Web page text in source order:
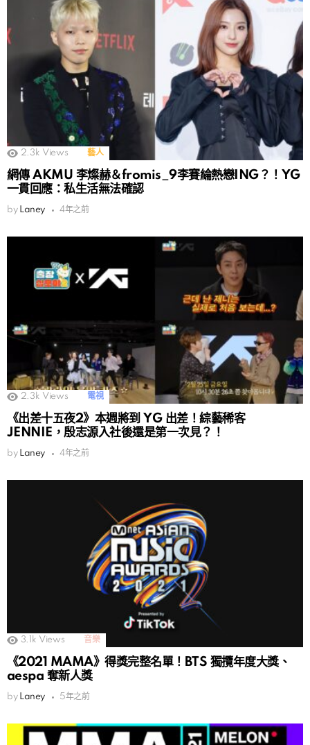
2.3k Views 藝人
網傳 AKMU 李燦赫＆fromis_9李賽綸熱戀ING？！YG
一貫回應：私生活無法確認
by Laney 4年之前
2.3k Views 電視
《出差十五夜2》本週將到 YG 出差！綜藝稀客
JENNIE，殷志源入社後還是第一次見？！
by Laney 4年之前
3.1k Views 音樂
《2021 MAMA》得獎完整名單！BTS 獨攬年度大獎、
aespa 奪新人獎
by Laney 5年之前